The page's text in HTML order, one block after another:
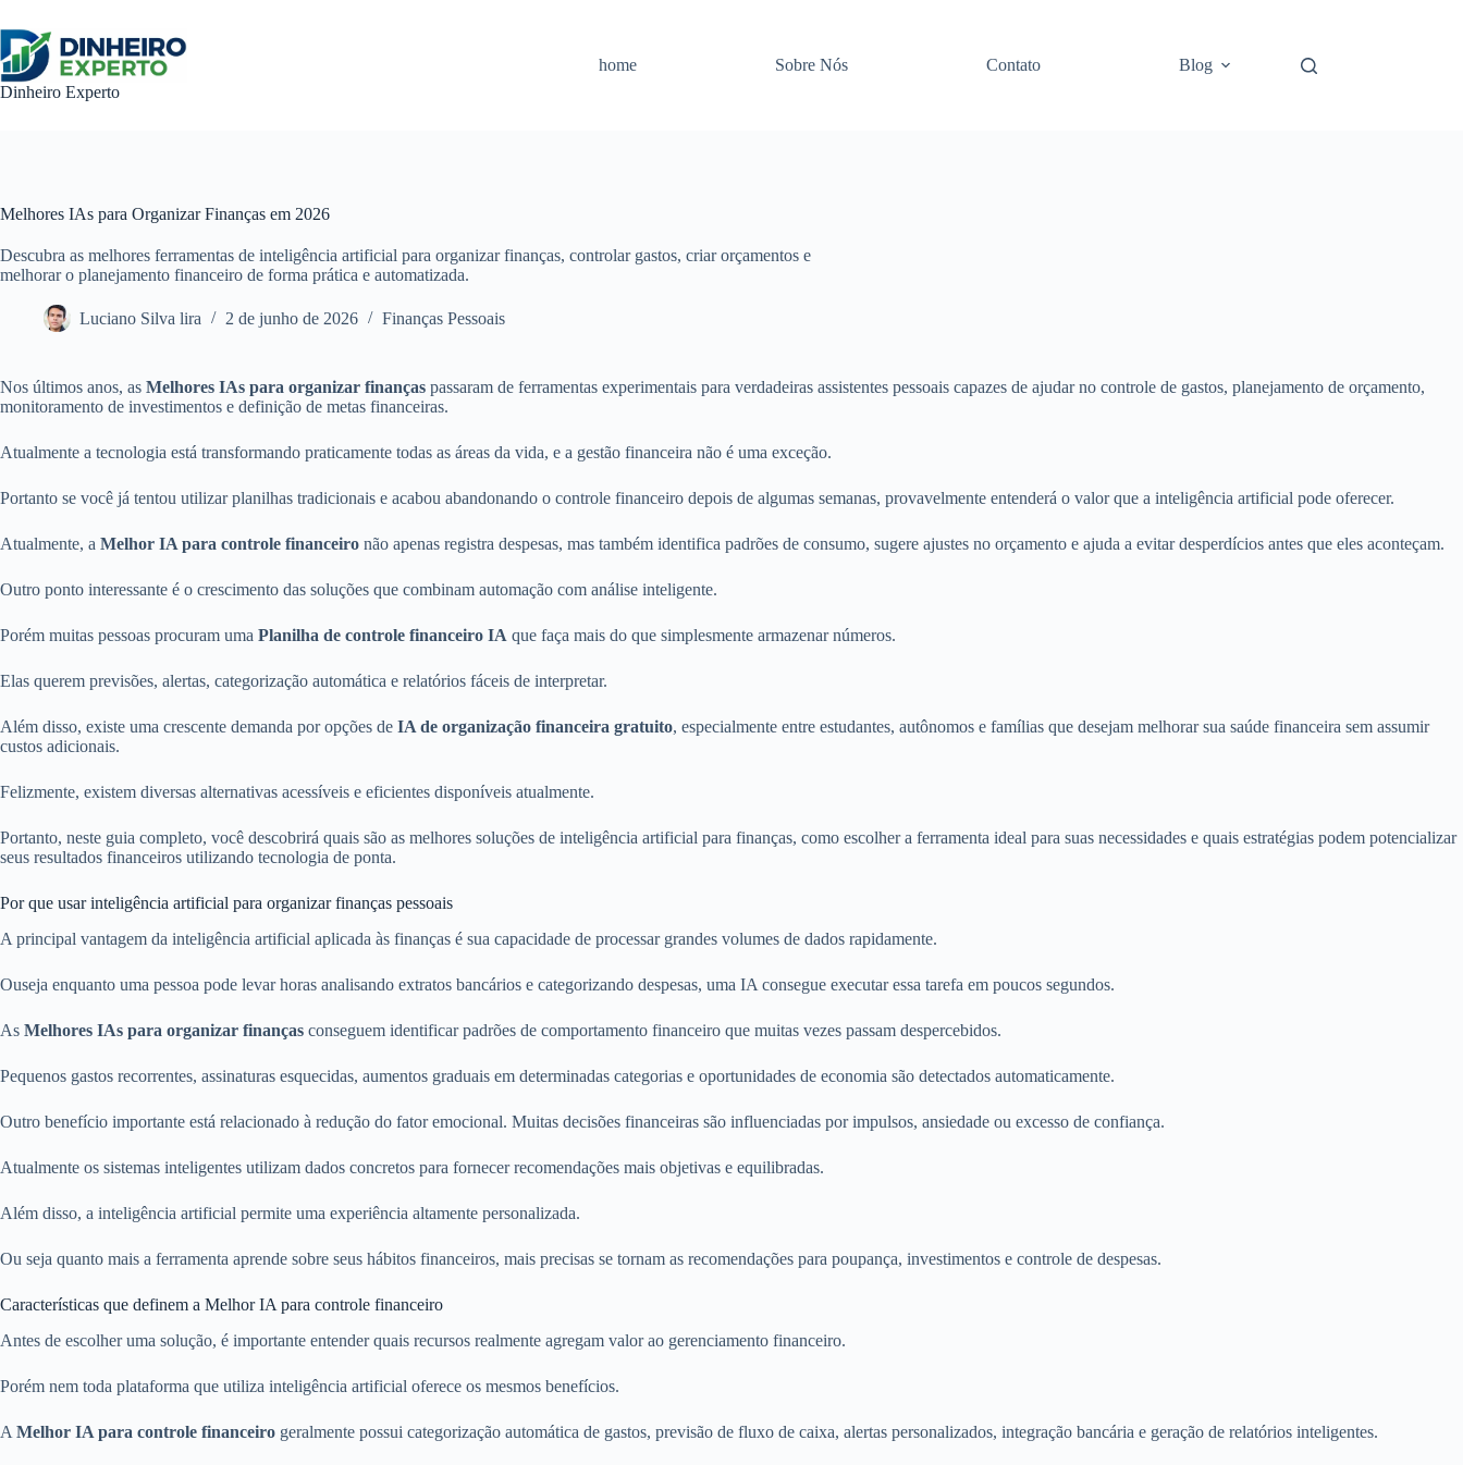
para
conteúdo
Dinheiro Experto
home Sobre Nós Contato Blog
Melhores IAs para Organizar Finanças em 2026
Descubra as melhores ferramentas de inteligência artificial para organizar finanças, controlar gastos, criar orçamentos e
melhorar o planejamento financeiro de forma prática e automatizada.
Luciano Silva lira 2 de junho de 2026 Finanças Pessoais
Nos últimos anos, as Melhores IAs para organizar finanças passaram de ferramentas experimentais para verdadeiras assistentes pessoais capazes de ajudar no controle de gastos, planejamento de orçamento,
monitoramento de investimentos e definição de metas financeiras.
Atualmente a tecnologia está transformando praticamente todas as áreas da vida, e a gestão financeira não é uma exceção.
Portanto se você já tentou utilizar planilhas tradicionais e acabou abandonando o controle financeiro depois de algumas semanas, provavelmente entenderá o valor que a inteligência artificial pode oferecer.
Atualmente, a Melhor IA para controle financeiro não apenas registra despesas, mas também identifica padrões de consumo, sugere ajustes no orçamento e ajuda a evitar desperdícios antes que eles aconteçam.
Outro ponto interessante é o crescimento das soluções que combinam automação com análise inteligente.
Porém muitas pessoas procuram uma Planilha de controle financeiro IA que faça mais do que simplesmente armazenar números.
Elas querem previsões, alertas, categorização automática e relatórios fáceis de interpretar.
Além disso, existe uma crescente demanda por opções de IA de organização financeira gratuito, especialmente entre estudantes, autônomos e famílias que desejam melhorar sua saúde financeira sem assumir
custos adicionais.
Felizmente, existem diversas alternativas acessíveis e eficientes disponíveis atualmente.
Portanto, neste guia completo, você descobrirá quais são as melhores soluções de inteligência artificial para finanças, como escolher a ferramenta ideal para suas necessidades e quais estratégias podem potencializar
seus resultados financeiros utilizando tecnologia de ponta.
Por que usar inteligência artificial para organizar finanças pessoais
A principal vantagem da inteligência artificial aplicada às finanças é sua capacidade de processar grandes volumes de dados rapidamente.
Ouseja enquanto uma pessoa pode levar horas analisando extratos bancários e categorizando despesas, uma IA consegue executar essa tarefa em poucos segundos.
As Melhores IAs para organizar finanças conseguem identificar padrões de comportamento financeiro que muitas vezes passam despercebidos.
Pequenos gastos recorrentes, assinaturas esquecidas, aumentos graduais em determinadas categorias e oportunidades de economia são detectados automaticamente.
Outro benefício importante está relacionado à redução do fator emocional. Muitas decisões financeiras são influenciadas por impulsos, ansiedade ou excesso de confiança.
Atualmente os sistemas inteligentes utilizam dados concretos para fornecer recomendações mais objetivas e equilibradas.
Além disso, a inteligência artificial permite uma experiência altamente personalizada.
Ou seja quanto mais a ferramenta aprende sobre seus hábitos financeiros, mais precisas se tornam as recomendações para poupança, investimentos e controle de despesas.
Características que definem a Melhor IA para controle financeiro
Antes de escolher uma solução, é importante entender quais recursos realmente agregam valor ao gerenciamento financeiro.
Porém nem toda plataforma que utiliza inteligência artificial oferece os mesmos benefícios.
A Melhor IA para controle financeiro geralmente possui categorização automática de gastos, previsão de fluxo de caixa, alertas personalizados, integração bancária e geração de relatórios inteligentes.